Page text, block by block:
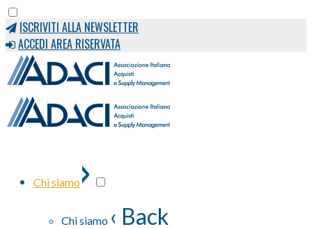
ISCRIVITI ALLA NEWSLETTER
ACCEDI AREA RISERVATA
Chi siamo ›
Chi siamo ‹ Back